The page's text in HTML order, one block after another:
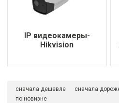
IP видеокамеры-
Hikvision
сначала дешевле сначала
по новизне